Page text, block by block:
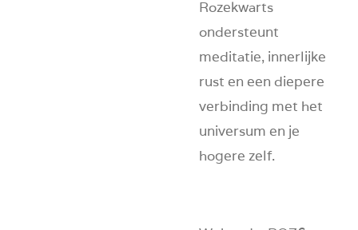
Rozekwarts
ondersteunt
meditatie, innerlijke
rust en een diepere
verbinding met het
universum en je
hogere zelf.